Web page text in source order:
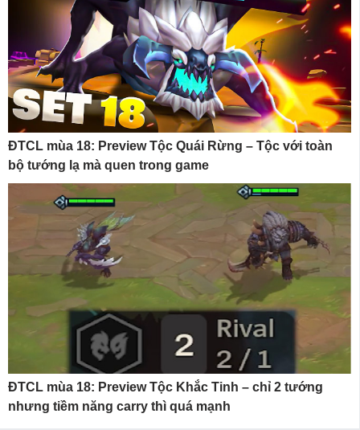
ĐTCL mùa 18: Preview Tộc Quái Rừng – Tộc với toàn
bộ tướng lạ mà quen trong game
ĐTCL mùa 18: Preview Tộc Khắc Tinh – chỉ 2 tướng
nhưng tiềm năng carry thì quá mạnh